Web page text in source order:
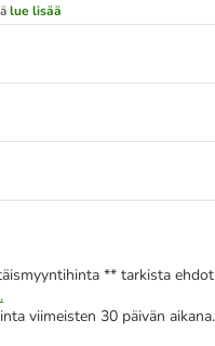
lue lisää
** tarkista
viimeisten 30 päivän aikana.